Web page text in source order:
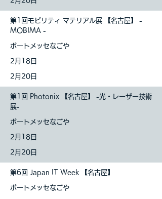
第1回モビリティ マテリアル展 【名古屋】 -
MOBIMA -
ポートメッセなごや
2月18日
2月20日
第1回 Photonix 【名古屋】 -光・レーザー技術
展-
ポートメッセなごや
2月18日
2月20日
第6回 Japan IT Week 【名古屋】
ポートメッセなごや